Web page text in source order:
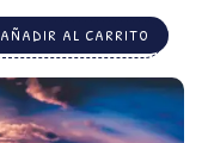
AÑADIR AL CARRITO